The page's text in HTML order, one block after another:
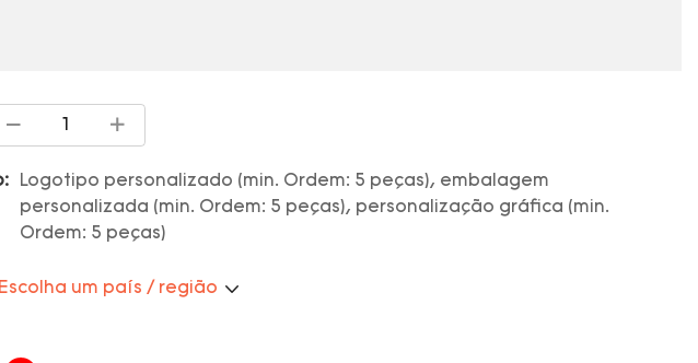
Logotipo personalizado (min. Ordem: 5 peças), embalagem
personalizada (min. Ordem: 5 peças), personalização gráfica (min.
Ordem: 5 peças)
Escolha um país / região